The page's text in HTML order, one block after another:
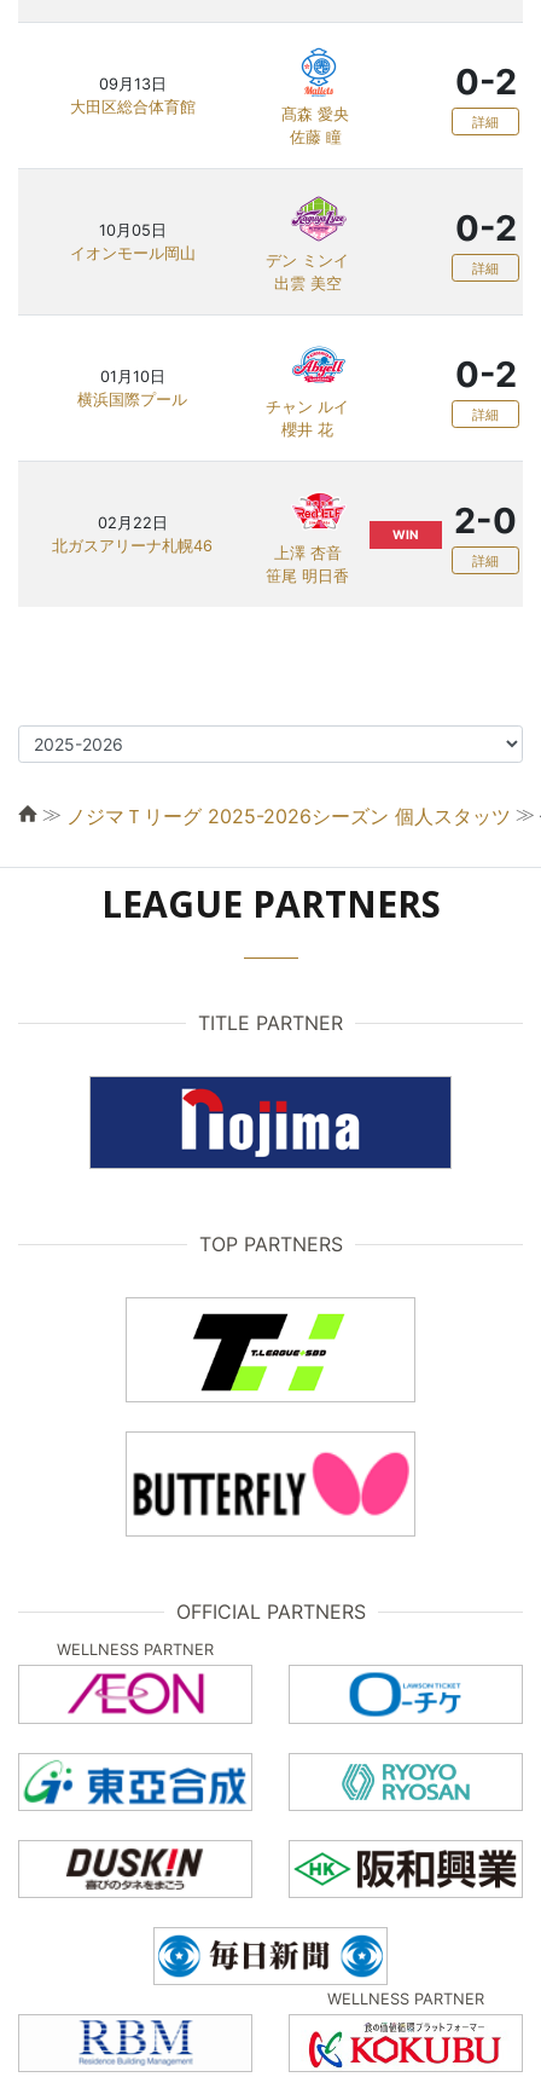
09月13日
大田区総合体育館
髙森 愛央
佐藤 瞳
0-2
詳細
10月05日
イオンモール岡山
デン ミンイ
出雲 美空
0-2
詳細
01月10日
横浜国際プール
チャン ルイ
櫻井 花
0-2
詳細
02月22日
北ガスアリーナ札幌46
上澤 杏音
笹尾 明日香
WIN 2-0
詳細
≫ ノジマＴリーグ 2025-2026シーズン 個人スタッツ ≫
LEAGUE PARTNERS
TITLE PARTNER
TOP PARTNERS
OFFICIAL PARTNERS
WELLNESS PARTNER
WELLNESS PARTNER